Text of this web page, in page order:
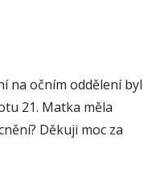
na očním oddělení byl
21. Matka měla
Děkuji moc za